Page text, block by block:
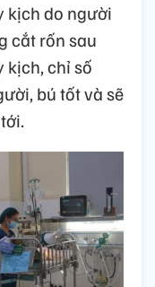
kịch do người
cắt rốn sau
kịch, chỉ số
bú tốt và sẽ